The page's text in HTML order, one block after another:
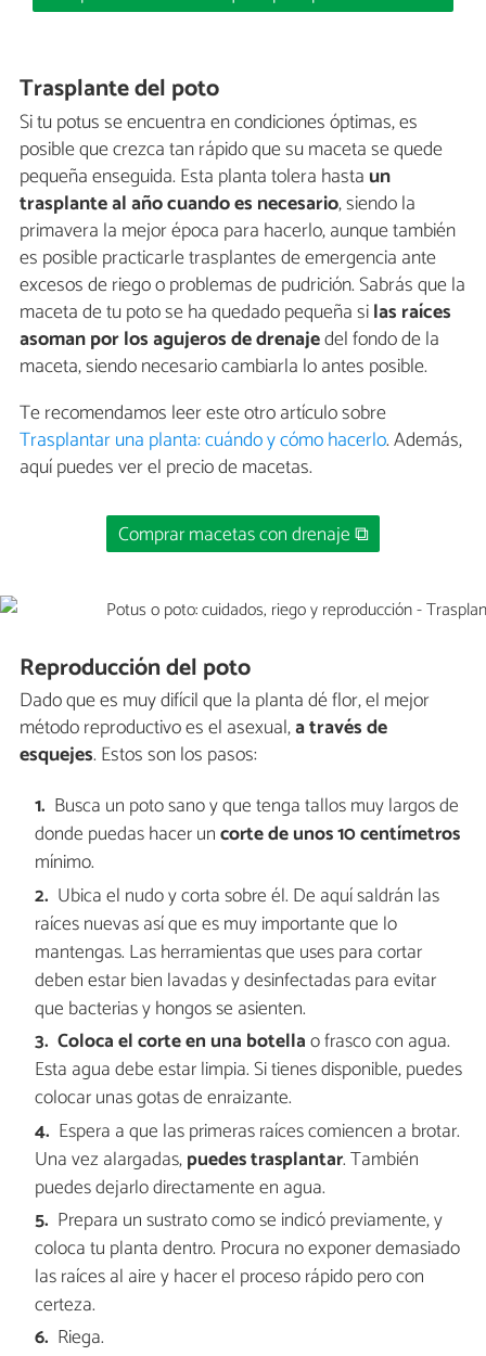
Trasplante del poto
Si tu potus se encuentra en condiciones óptimas, es
posible que crezca tan rápido que su maceta se quede
pequeña enseguida. Esta planta tolera hasta un
trasplante al año cuando es necesario, siendo la
primavera la mejor época para hacerlo, aunque también
es posible practicarle trasplantes de emergencia ante
excesos de riego o problemas de pudrición. Sabrás que la
maceta de tu poto se ha quedado pequeña silas raíces
asoman por los agujeros de drenajedel fondo de la
maceta, siendo necesario cambiarla lo antes posible.
Te recomendamos leer este otro artículo sobre
Trasplantar una planta: cuándo y cómo hacerlo. Además,
aquí puedes ver el precio de macetas.
Comprar macetas con drenaje ⧉
Reproducción del poto
Dado que es muy difícil que la planta dé flor, el mejor
método reproductivo es el asexual,a través de
esquejes. Estos son los pasos:
Busca un poto sano y que tenga tallos muy largos de
donde puedas hacer uncorte de unos 10 centímetros
mínimo.
Ubica el nudo y corta sobre él. De aquí saldrán las
raíces nuevas así que es muy importante que lo
mantengas. Las herramientas que uses para cortar
deben estar bien lavadas y desinfectadas para evitar
que bacterias y hongos se asienten.
Coloca el corte en una botellao frasco con agua.
Esta agua debe estar limpia. Si tienes disponible, puedes
colocar unas gotas de enraizante.
Espera a que las primeras raíces comiencen a brotar.
Una vez alargadas,puedes trasplantar. También
puedes dejarlo directamente en agua.
Prepara un sustrato como se indicó previamente, y
coloca tu planta dentro. Procura no exponer demasiado
las raíces al aire y hacer el proceso rápido pero con
certeza.
Riega.